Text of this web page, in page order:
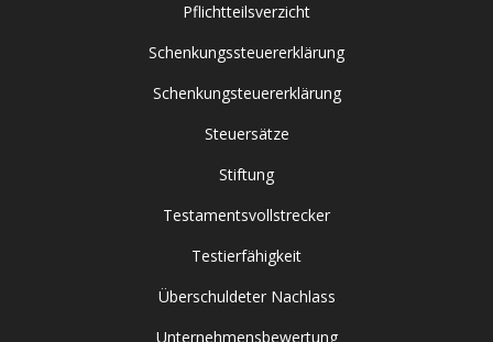
Pflichtteilsverzicht
Schenkungssteuererklärung
Schenkungsteuererklärung
Steuersätze
Stiftung
Testamentsvollstrecker
Testierfähigkeit
Überschuldeter Nachlass
Unternehmensbewertung